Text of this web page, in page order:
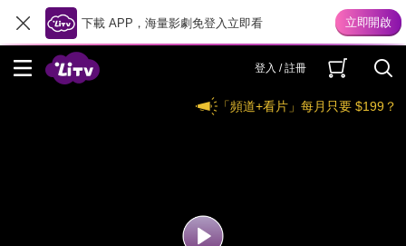
下載 APP，海量影劇免登入立即看
登入 / 註冊
「頻道+看片」每月只要 $199？